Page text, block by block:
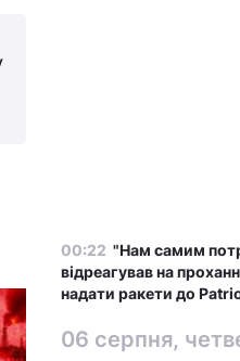
00:22 "Нам самим
відреагував на
надати ракети до
06 серпня,